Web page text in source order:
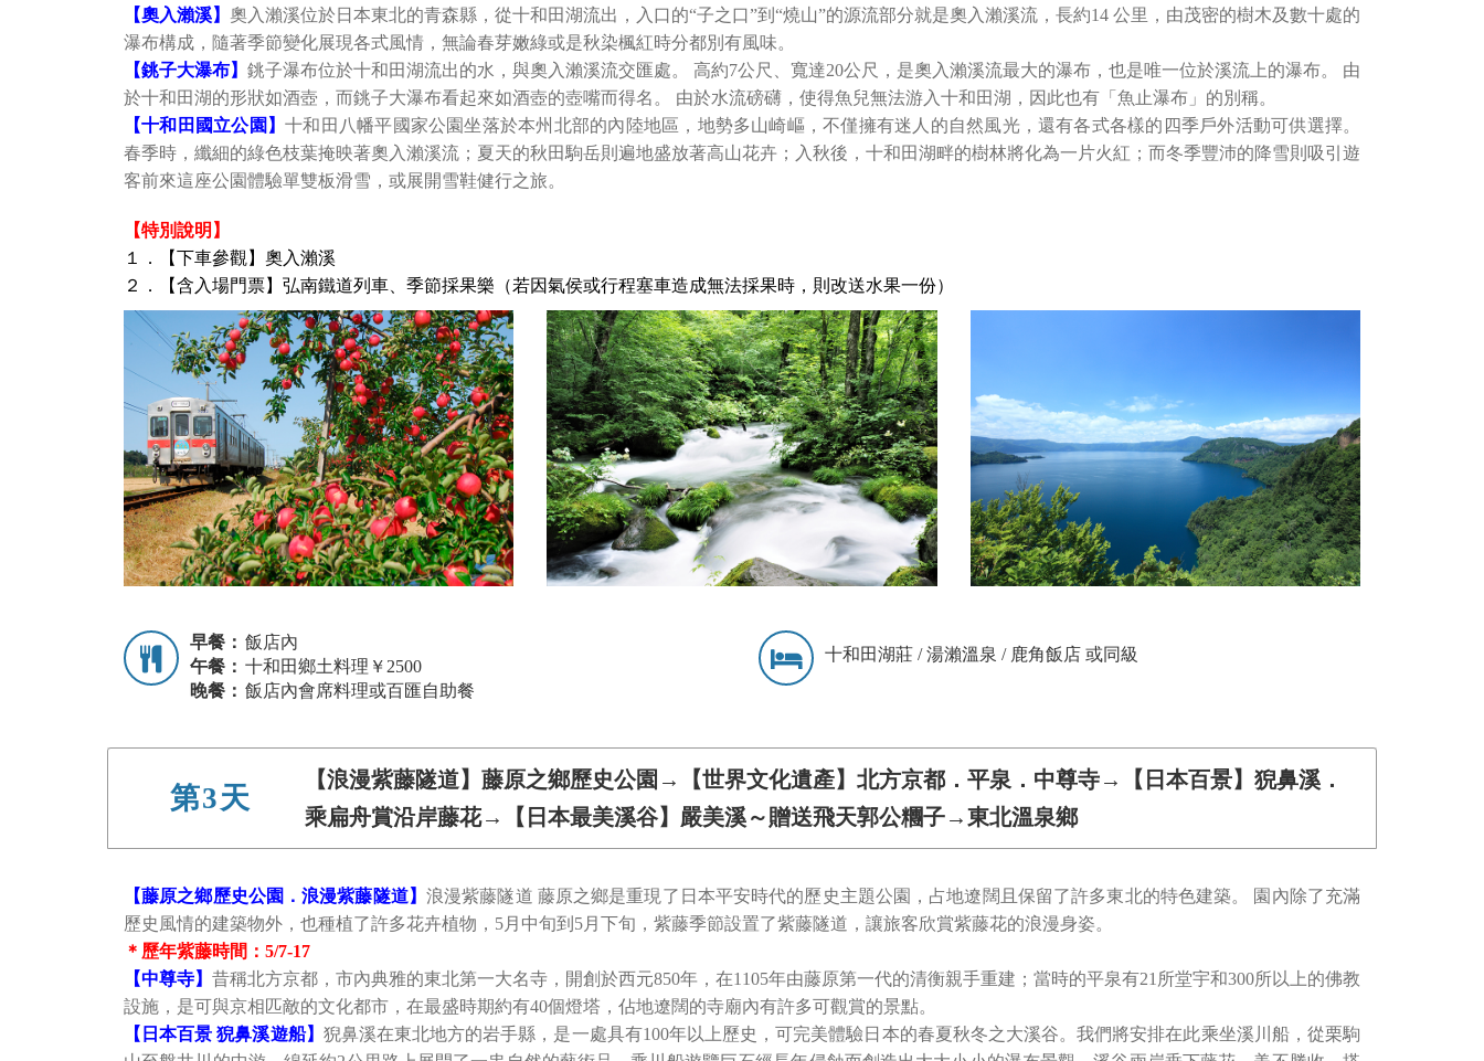
【奧入瀨溪】 奧入瀨溪位於日本東北的青森縣，從十和田湖流出，入口的“子之口”到“燒山”的源流部分就是奧入瀨溪流，長約14 公里，由茂密的樹木及數十處的
瀑布構成，隨著季節變化展現各式風情，無論春芽嫩綠或是秋染楓紅時分都別有風味。
【銚子大瀑布】 銚子瀑布位於十和田湖流出的水，與奧入瀨溪流交匯處。 高約7公尺、寬達20公尺，是奧入瀨溪流最大的瀑布，也是唯一位於溪流上的瀑布。 由
於十和田湖的形狀如酒壺，而銚子大瀑布看起來如酒壺的壺嘴而得名。 由於水流磅礴，使得魚兒無法游入十和田湖，因此也有「魚止瀑布」的別稱。
【十和田國立公園】十和田八幡平國家公園坐落於本州北部的內陸地區，地勢多山崎嶇，不僅擁有迷人的自然風光，還有各式各樣的四季戶外活動可供選擇。
春季時，纖細的綠色枝葉掩映著奧入瀨溪流；夏天的秋田駒岳則遍地盛放著高山花卉；入秋後，十和田湖畔的樹林將化為一片火紅；而冬季豐沛的降雪則吸引遊
客前來這座公園體驗單雙板滑雪，或展開雪鞋健行之旅。
【特別說明】
１．【下車參觀】奧入瀨溪
２．【含入場門票】弘南鐵道列車、季節採果樂（若因氣侯或行程塞車造成無法採果時，則改送水果一份）
早餐： 飯店內
午餐： 十和田鄉土料理￥2500
晚餐： 飯店內會席料理或百匯自助餐
十和田湖莊 / 湯瀨溫泉 / 鹿角飯店 或同級
第3天
【浪漫紫藤隧道】藤原之鄉歷史公園→【世界文化遺產】北方京都．平泉．中尊寺→【日本百景】猊鼻溪．
乘扁舟賞沿岸藤花→【日本最美溪谷】嚴美溪～贈送飛天郭公糰子→東北溫泉鄉
【藤原之鄉歷史公園．浪漫紫藤隧道】 浪漫紫藤隧道 藤原之鄉是重現了日本平安時代的歷史主題公園，占地遼闊且保留了許多東北的特色建築。 園內除了充滿
歷史風情的建築物外，也種植了許多花卉植物，5月中旬到5月下旬，紫藤季節設置了紫藤隧道，讓旅客欣賞紫藤花的浪漫身姿。
＊歷年紫藤時間：5/7-17
【中尊寺】 昔稱北方京都，市內典雅的東北第一大名寺，開創於西元850年，在1105年由藤原第一代的清衡親手重建；當時的平泉有21所堂宇和300所以上的佛教
設施，是可與京相匹敵的文化都市，在最盛時期約有40個燈塔，佔地遼闊的寺廟內有許多可觀賞的景點。
【日本百景 猊鼻溪遊船】 猊鼻溪在東北地方的岩手縣，是一處具有100年以上歷史，可完美體驗日本的春夏秋冬之大溪谷。我們將安排在此乘坐溪川船，從栗駒